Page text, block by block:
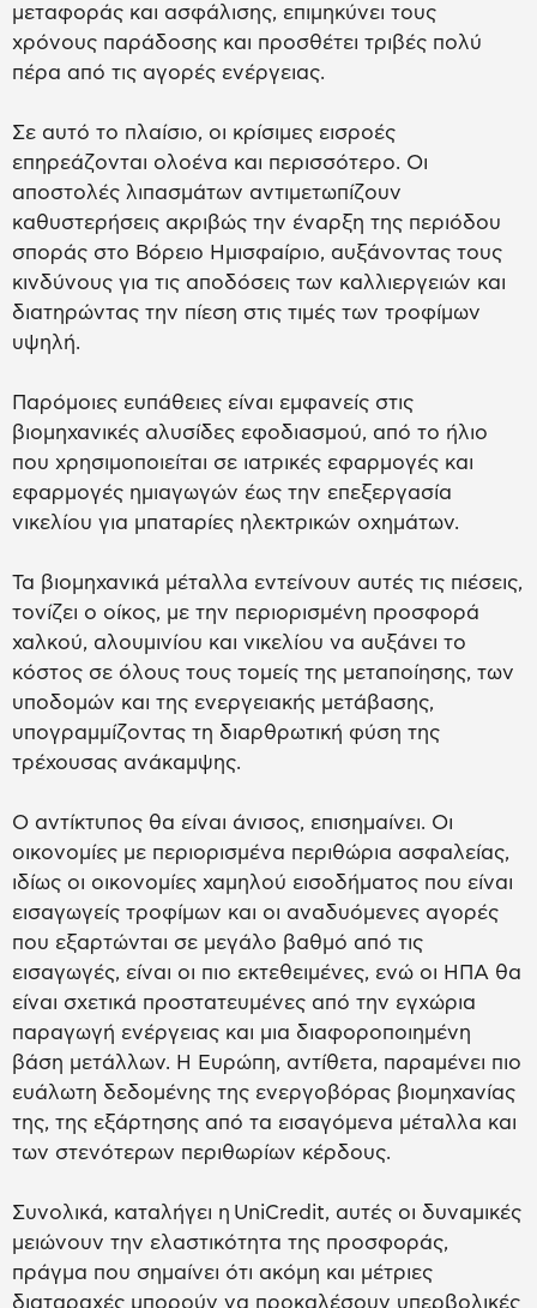
μεταφοράς και ασφάλισης, επιμηκύνει τους
χρόνους παράδοσης και προσθέτει τριβές πολύ
πέρα από τις αγορές ενέργειας.
Σε αυτό το πλαίσιο, οι κρίσιμες εισροές
επηρεάζονται ολοένα και περισσότερο. Οι
αποστολές λιπασμάτων αντιμετωπίζουν
καθυστερήσεις ακριβώς την έναρξη της περιόδου
σποράς στο Βόρειο Ημισφαίριο, αυξάνοντας τους
κινδύνους για τις αποδόσεις των καλλιεργειών και
διατηρώντας την πίεση στις τιμές των τροφίμων
υψηλή.
Παρόμοιες ευπάθειες είναι εμφανείς στις
βιομηχανικές αλυσίδες εφοδιασμού, από το ήλιο
που χρησιμοποιείται σε ιατρικές εφαρμογές και
εφαρμογές ημιαγωγών έως την επεξεργασία
νικελίου για μπαταρίες ηλεκτρικών οχημάτων.
Τα βιομηχανικά μέταλλα εντείνουν αυτές τις πιέσεις,
τονίζει ο οίκος, με την περιορισμένη προσφορά
χαλκού, αλουμινίου και νικελίου να αυξάνει το
κόστος σε όλους τους τομείς της μεταποίησης, των
υποδομών και της ενεργειακής μετάβασης,
υπογραμμίζοντας τη διαρθρωτική φύση της
τρέχουσας ανάκαμψης.
Ο αντίκτυπος θα είναι άνισος, επισημαίνει. Οι
οικονομίες με περιορισμένα περιθώρια ασφαλείας,
ιδίως οι οικονομίες χαμηλού εισοδήματος που είναι
εισαγωγείς τροφίμων και οι αναδυόμενες αγορές
που εξαρτώνται σε μεγάλο βαθμό από τις
εισαγωγές, είναι οι πιο εκτεθειμένες, ενώ οι ΗΠΑ θα
είναι σχετικά προστατευμένες από την εγχώρια
παραγωγή ενέργειας και μια διαφοροποιημένη
βάση μετάλλων. Η Ευρώπη, αντίθετα, παραμένει πιο
ευάλωτη δεδομένης της ενεργοβόρας βιομηχανίας
της, της εξάρτησης από τα εισαγόμενα μέταλλα και
των στενότερων περιθωρίων κέρδους.
Συνολικά, καταλήγει η UniCredit, αυτές οι δυναμικές
μειώνουν την ελαστικότητα της προσφοράς,
πράγμα που σημαίνει ότι ακόμη και μέτριες
διαταραχές μπορούν να προκαλέσουν υπερβολικές